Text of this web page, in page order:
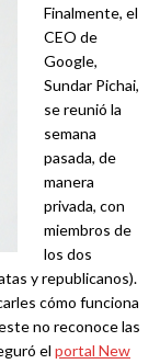
Finalmente, el
CEO de
Google,
Sundar Pichai,
se reunió la
semana
pasada, de
manera
privada, con
miembros de
los dos
y republicanos).
cómo funciona
no reconoce las
el portal New